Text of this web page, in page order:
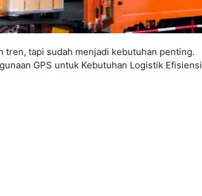
tren, tapi sudah menjadi kebutuhan penting.
GPS untuk Kebutuhan Logistik Efisiensi